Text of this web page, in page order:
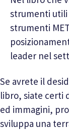
strumenti utili
strumenti
leader nel
Se avrete il
libro, siate certi
ed immagini,
sviluppa una